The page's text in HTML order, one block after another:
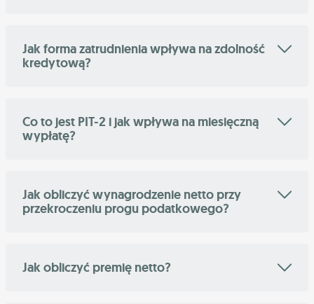
Jak forma zatrudnienia wpływa na zdolność
kredytową?
Co to jest PIT-2 i jak wpływa na miesięczną
wypłatę?
Jak obliczyć wynagrodzenie netto przy
przekroczeniu progu podatkowego?
Jak obliczyć premię netto?